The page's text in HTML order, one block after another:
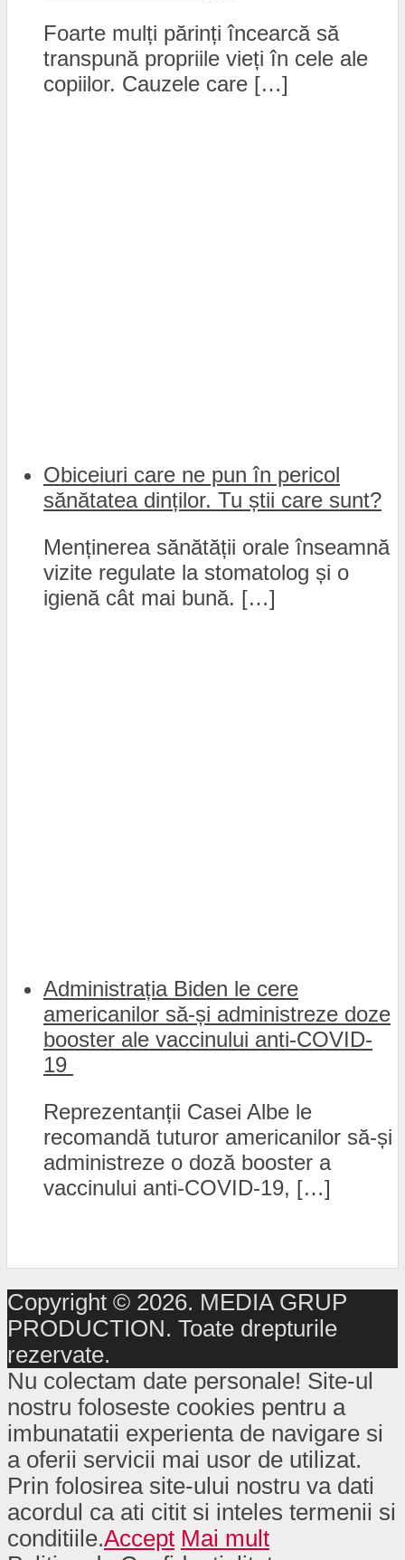
Foarte mulți părinți încearcă să
transpună propriile vieți în cele ale
copiilor. Cauzele care […]
Obiceiuri care ne pun în pericol
sănătatea dinților. Tu știi care sunt?
Menținerea sănătății orale înseamnă
vizite regulate la stomatolog și o
igienă cât mai bună. […]
Administrația Biden le cere
americanilor să-și administreze doze
booster ale vaccinului anti-COVID-
19
Reprezentanții Casei Albe le
recomandă tuturor americanilor să-și
administreze o doză booster a
vaccinului anti-COVID-19, […]
Copyright © 2026. MEDIA GRUP
PRODUCTION. Toate drepturile
rezervate.
Nu colectam date personale! Site-ul
nostru foloseste cookies pentru a
imbunatatii experienta de navigare si
a oferii servicii mai usor de utilizat.
Prin folosirea site-ului nostru va dati
acordul ca ati citit si inteles termenii si
conditiile.Accept Mai mult